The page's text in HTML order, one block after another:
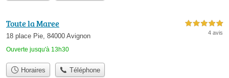
Toute la Maree
18 place Pie, 84000 Avignon
Ouverte jusqu'à 13h30
5,0 étoiles sur 5
4 avis
Horaires Téléphone